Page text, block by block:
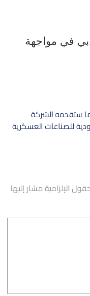
في مواجهة
ستقدمه الشركة
للصناعات العسكرية
الإلزامية مشار إليها